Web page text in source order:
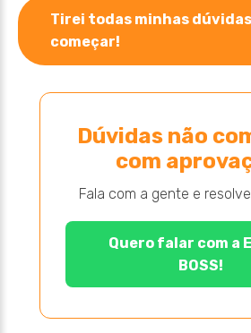
Tirei todas minhas
começar!
Dúvidas não
com
Fala com a gente e
Quero falar com a
BOSS!